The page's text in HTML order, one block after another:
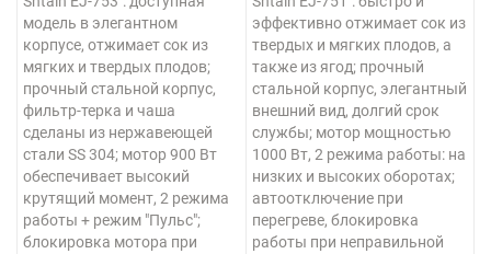
модель в элегантном
корпусе, отжимает сок из
мягких и твердых плодов;
прочный стальной корпус,
фильтр-терка и чаша
сделаны из нержавеющей
стали SS 304; мотор 900 Вт
обеспечивает высокий
крутящий момент, 2 режима
работы + режим "Пульс";
блокировка мотора при
эффективно отжимает сок из
твердых и мягких плодов, а
также из ягод; прочный
стальной корпус, элегантный
внешний вид, долгий срок
службы; мотор мощностью
1000 Вт, 2 режима работы: на
низких и высоких оборотах;
автоотключение при
перегреве, блокировка
работы при неправильной